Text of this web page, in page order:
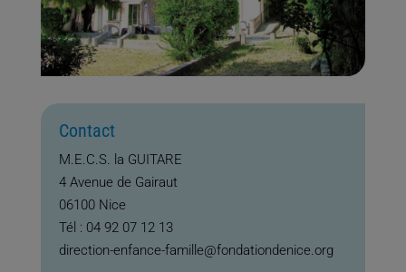
Contact
M.E.C.S. la GUITARE
4 Avenue de Gairaut
06100 Nice
Tél : 04 92 07 12 13
direction-enfance-famille@fondationdenice.org